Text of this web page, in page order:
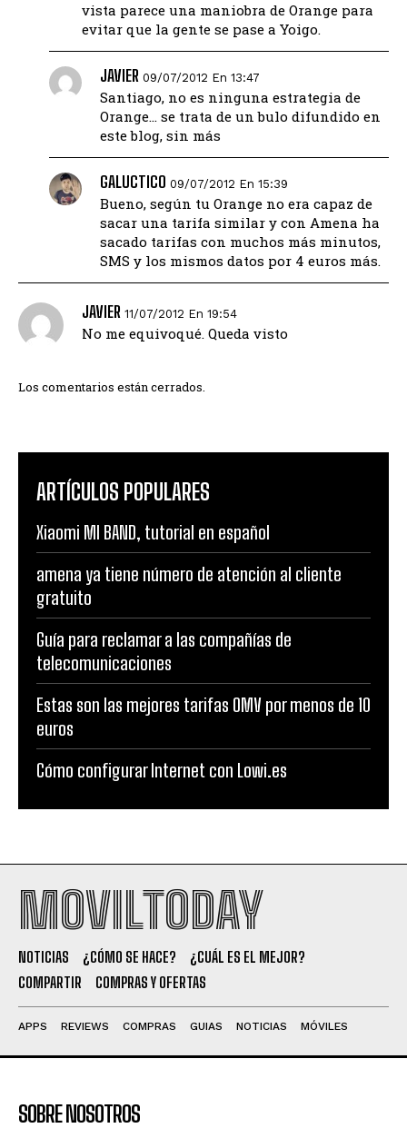
vista parece una maniobra de Orange para
evitar que la gente se pase a Yoigo.
JAVIER 09/07/2012 En 13:47
Santiago, no es ninguna estrategia de
Orange… se trata de un bulo difundido en
este blog, sin más
GALUCTICO 09/07/2012 En 15:39
Bueno, según tu Orange no era capaz de
sacar una tarifa similar y con Amena ha
sacado tarifas con muchos más minutos,
SMS y los mismos datos por 4 euros más.
JAVIER 11/07/2012 En 19:54
No me equivoqué. Queda visto
Los comentarios están cerrados.
ARTÍCULOS POPULARES
Xiaomi MI BAND, tutorial en español
amena ya tiene número de atención al cliente
gratuito
Guía para reclamar a las compañías de
telecomunicaciones
Estas son las mejores tarifas OMV por menos de 10
euros
Cómo configurar Internet con Lowi.es
MOVILTODAY
NOTICIAS ¿CÓMO SE HACE?
¿CUÁL ES EL MEJOR?
COMPARTIR
COMPRAS Y OFERTAS
APPS REVIEWS COMPRAS GUIAS NOTICIAS MÓVILES
SOBRE NOSOTROS